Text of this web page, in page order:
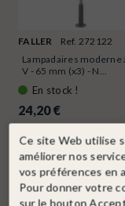
FALLER
Ref. 272122
Lampadaires moderne
V - 65 mm (x3) - N...
En stock !
24,20 €
DÉTAIL
Ce site Web utilise
améliorer nos
vos préférences en
Pour donner votre
sur le bouton